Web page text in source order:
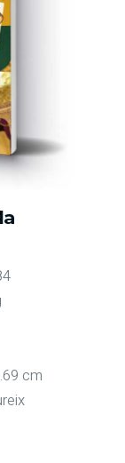
cm